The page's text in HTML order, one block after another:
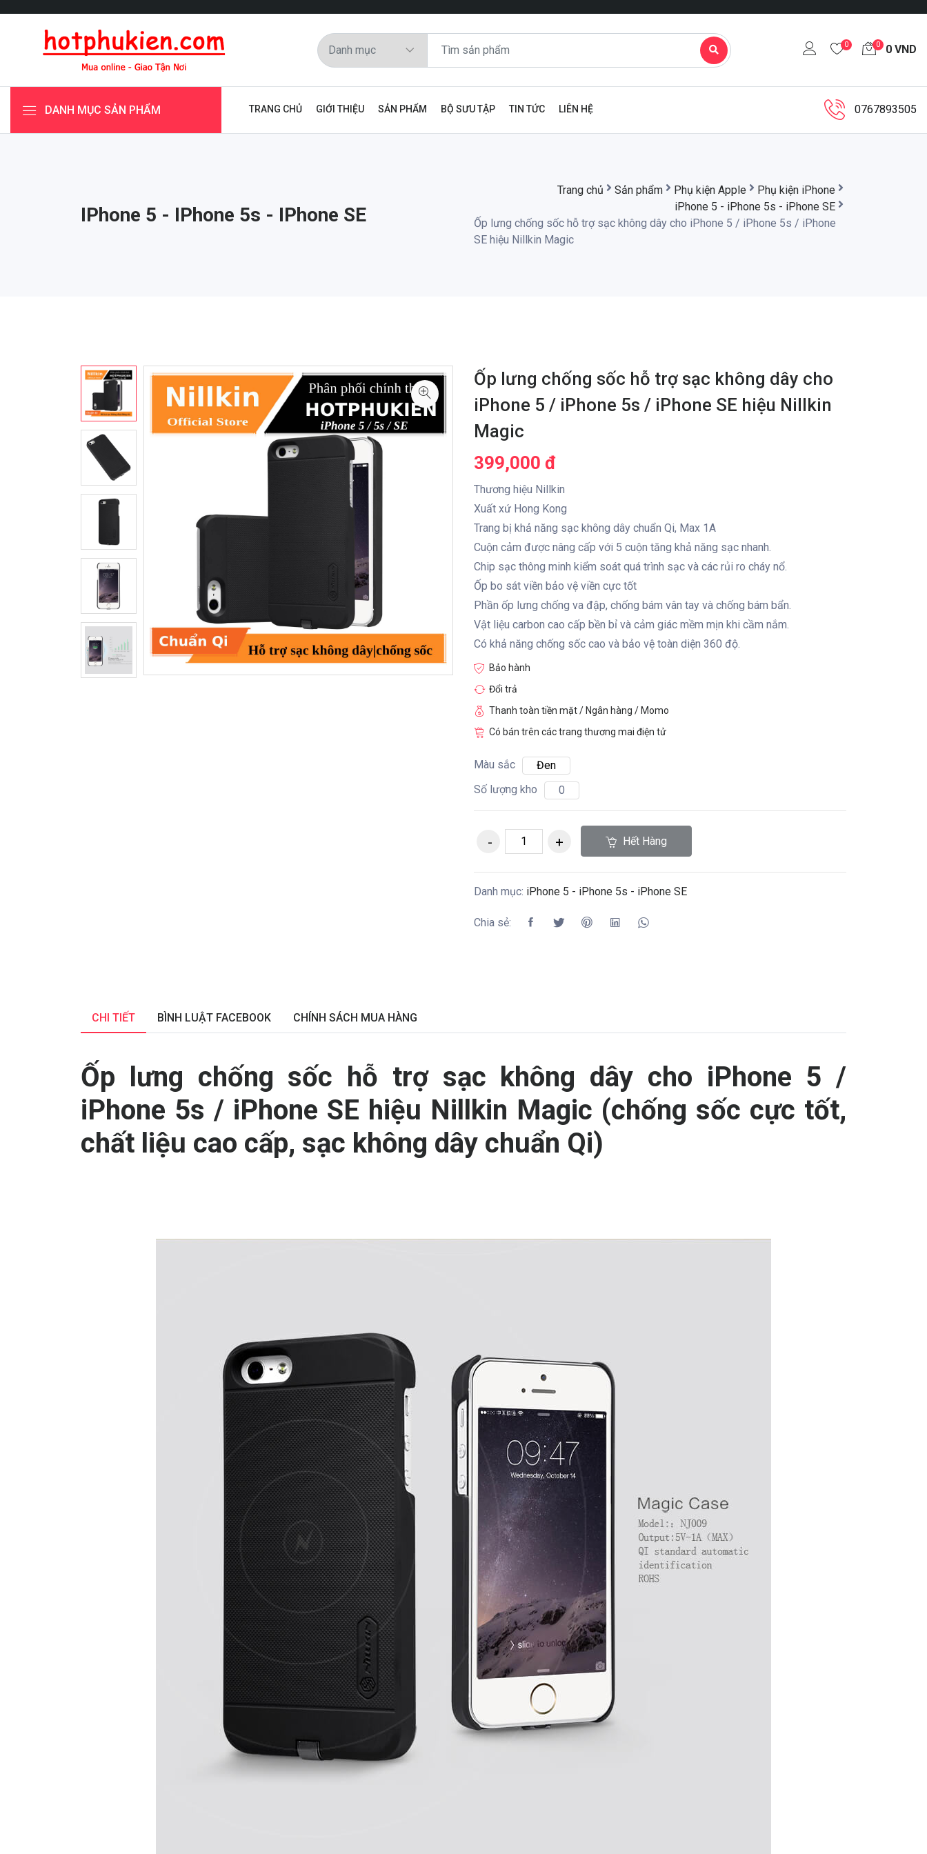
0 0 0 VND
DANH MỤC SẢN PHẨM TRANG CHỦ GIỚI THIỆU SẢN PHẨM BỘ SƯU TẬP TIN TỨC LIÊN HỆ 0767893505
IPhone 5 - IPhone 5s - IPhone SE
Trang chủ Sản phẩm Phụ kiện Apple
Phụ kiện iPhone
iPhone 5 - iPhone 5s - iPhone SE
Ốp lưng chống sốc hỗ trợ sạc không dây cho iPhone 5 / iPhone 5s / iPhone
SE hiệu Nillkin Magic
Ốp lưng chống sốc hỗ trợ sạc không dây cho
iPhone 5 / iPhone 5s / iPhone SE hiệu Nillkin
Magic
399,000 đ
Thương hiệu Nillkin
Xuất xứ Hong Kong
Trang bị khả năng sạc không dây chuẩn Qi, Max 1A
Cuộn cảm được nâng cấp với 5 cuộn tăng khả năng sạc nhanh.
Chip sạc thông minh kiểm soát quá trình sạc và các rủi ro cháy nổ.
Ốp bo sát viền bảo vệ viền cực tốt
Phần ốp lưng chống va đập, chống bám vân tay và chống bám bẩn.
Vật liệu carbon cao cấp bền bỉ và cảm giác mềm mịn khi cầm nắm.
Có khả năng chống sốc cao và bảo vệ toàn diện 360 độ.
Bảo hành
Đổi trả
Thanh toàn tiền mặt / Ngân hàng / Momo
Có bán trên các trang thương mai điện tử
Màu sắc
Đen
Số lượng kho
0
Hết Hàng
Danh mục: iPhone 5 - iPhone 5s - iPhone SE
Chia sẻ:
CHI TIẾT BÌNH LUẬT FACEBOOK CHÍNH SÁCH MUA HÀNG
Ốp lưng chống sốc hỗ trợ sạc không dây cho iPhone 5 /
iPhone 5s / iPhone SE hiệu Nillkin Magic (chống sốc cực tốt,
chất liệu cao cấp, sạc không dây chuẩn Qi)